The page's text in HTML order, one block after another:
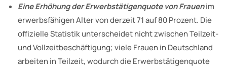
Eine Erhöhung der Erwerbstätigenquote von Frauenim
erwerbsfähigen Alter von derzeit 71 auf 80 Prozent. Die
offizielle Statistik unterscheidet nicht zwischen Teilzeit-
und Vollzeitbeschäftigung; viele Frauen in Deutschland
arbeiten in Teilzeit, wodurch die Erwerbstätigenquote